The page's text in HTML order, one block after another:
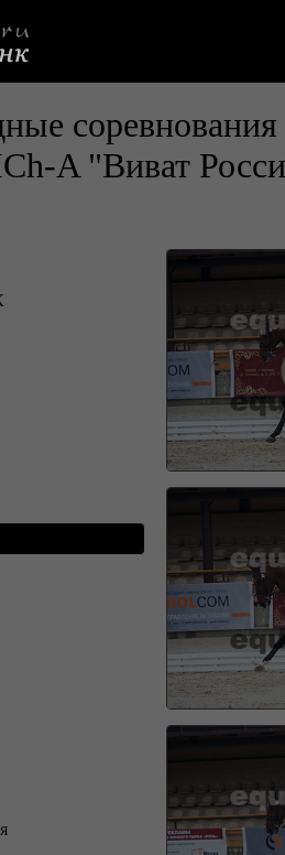
A "Виват